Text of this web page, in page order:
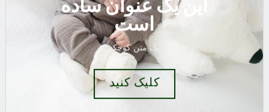
این یک عنوان ساده
است
یک متن کوچک
کلیک کنید